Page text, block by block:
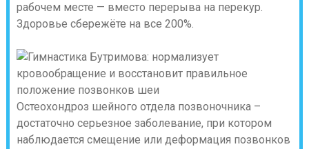
рабочем месте — вместо перерыва на перекур.
Здоровье сбережёте на все 200%.
Остеохондроз шейного отдела позвоночника –
достаточно серьезное заболевание, при котором
наблюдается смещение или деформация позвонков